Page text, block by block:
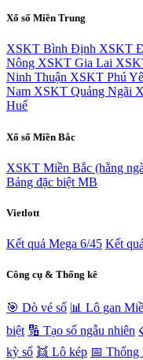
Xổ số Miền Trung
XSKT Bình Định XSKT
Nông XSKT Gia Lai
Ninh Thuận XSKT Phú
Nam XSKT Quảng Ngãi
Huế
Xổ số Miền Bắc
XSKT Miền Bắc (hằng
Bảng đặc biệt MB
Vietlott
Kết quả Mega 6/45 Kết
Công cụ & Thống kê
🎯 Dò vé số 📊 Lô gan
biệt 🔢 Tạo số ngẫu nhiên
kỳ số 👯 Lô kép 📅 Thống